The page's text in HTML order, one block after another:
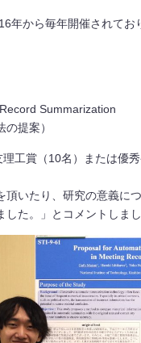
年から毎年開催されて
Summarization
提案）
工賞（10名）または優
いたり、研究の意義に
た。」とコメントしまし